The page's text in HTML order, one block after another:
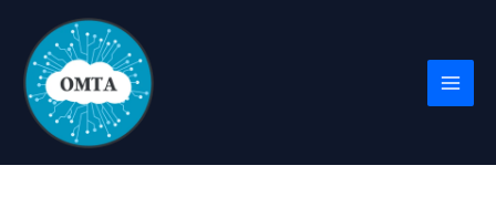
contenuto